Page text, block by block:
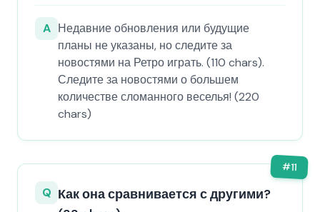
A Недавние обновления или будущие
планы не указаны, но следите за
новостями на Ретро играть. (110 chars).
Следите за новостями о большем
количестве сломанного веселья! (220
chars)
#11
Q Как она сравнивается с другими?